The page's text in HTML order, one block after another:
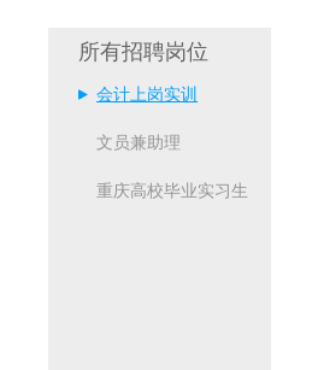
所有招聘岗位
会计上岗实训
文员兼助理
重庆高校毕业实习生